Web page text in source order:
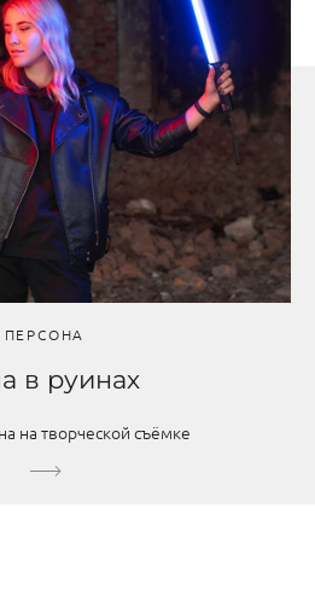
ПЕРСОНА
в руинах
на творческой съёмке